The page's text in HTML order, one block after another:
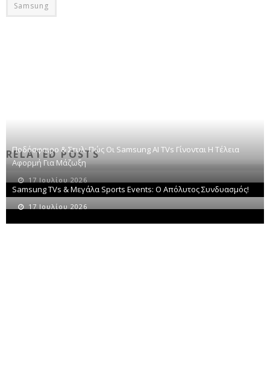
Samsung
RELATED POSTS
Ποδόσφαιρο & Στυλ: Πώς Οι Samsung AI TVs Γίνονται Η Τέλεια
Αφορμή Για Μάζωξη
17 Ιουλίου 2026
Samsung TVs & Μεγάλα Sports Events: Ο Απόλυτος Συνδυασμός!
17 Ιουλίου 2026